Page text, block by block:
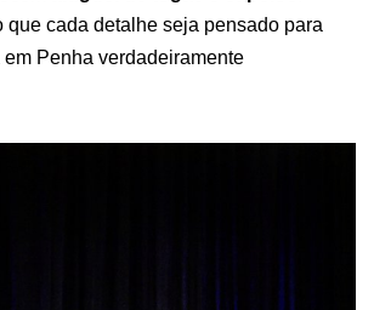
que cada detalhe seja pensado para
em Penha verdadeiramente